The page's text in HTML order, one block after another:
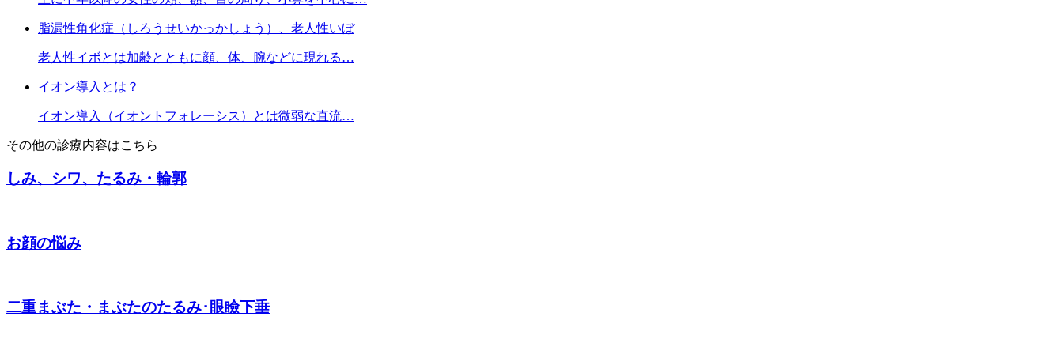
脂漏性角化症（しろうせいかっかしょう）、老人性いぼ
老人性イボとは加齢とともに顔、体、腕などに現れる…
イオン導入とは？
イオン導入（イオントフォレーシス）とは微弱な直流…
その他の診療内容はこちら
しみ、シワ、たるみ・輪郭
お顔の悩み
二重まぶた・まぶたのたるみ･眼瞼下垂